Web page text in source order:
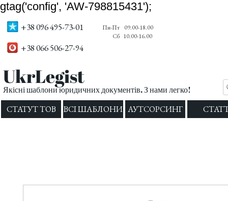
gtag('config', 'AW-798815431');
+38 096 495-73-01
Пн-Пт
Сб
09.00-18.00
10.00-16.00
+38 066 506-27-94
UkrLegist
Якісні шаблони юридичних документів. З нами легко!
СТАТУТ ТОВ ВСІ ШАБЛОНИ АУТСОРСИНГ